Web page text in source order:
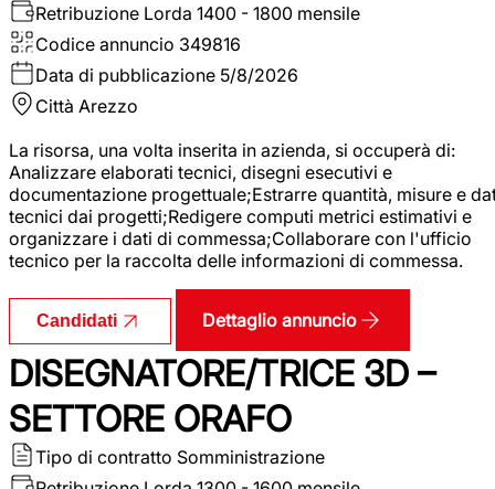
Retribuzione Lorda 1400 - 1800 mensile
Codice annuncio 349816
Data di pubblicazione 5/8/2026
Città Arezzo
La risorsa, una volta inserita in azienda, si occuperà di:
Analizzare elaborati tecnici, disegni esecutivi e
documentazione progettuale;Estrarre quantità, misure e
tecnici dai progetti;Redigere computi metrici estimativi e
organizzare i dati di commessa;Collaborare con l'ufficio
tecnico per la raccolta delle informazioni di commessa.
Candidati Dettaglio annuncio
DISEGNATORE/TRICE 3D –
SETTORE ORAFO
Tipo di contratto Somministrazione